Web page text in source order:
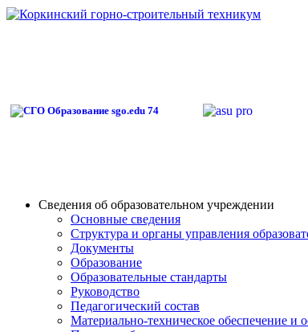
Сведения об образовательном учреждении
Основные сведения
Структура и органы управления
Документы
Образование
Образовательные стандарты
Руководство
Педагогический состав
Материально-техническое обеспечение и